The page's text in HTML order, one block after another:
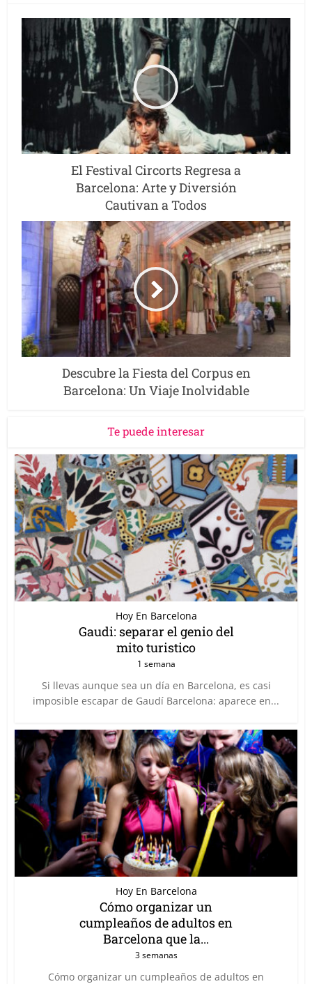
El Festival Circorts Regresa a
Barcelona: Arte y Diversión
Cautivan a Todos
Descubre la Fiesta del Corpus en
Barcelona: Un Viaje Inolvidable
Te puede interesar
Hoy En Barcelona
Gaudi: separar el genio del
mito turistico
1 semana
Si llevas aunque sea un día en Barcelona, es casi
imposible escapar de Gaudí Barcelona: aparece en...
Hoy En Barcelona
Cómo organizar un
cumpleaños de adultos en
Barcelona que la...
3 semanas
Cómo organizar un cumpleaños de adultos en